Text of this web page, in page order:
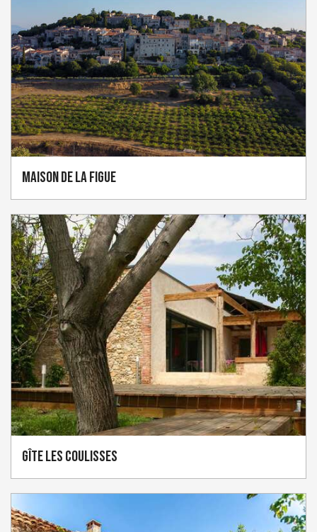
Maison de la Figue
Gîte Les Coulisses